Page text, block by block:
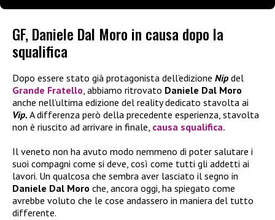
GF, Daniele Dal Moro in causa dopo la
squalifica
Dopo essere stato già protagonista dell’edizione Nip del
Grande Fratello, abbiamo ritrovato Daniele Dal Moro
anche nell’ultima edizione del reality dedicato stavolta ai
Vip. A differenza però della precedente esperienza, stavolta
non è riuscito ad arrivare in finale, causa squalifica.
Il veneto non ha avuto modo nemmeno di poter salutare i
suoi compagni come si deve, così come tutti gli addetti ai
lavori. Un qualcosa che sembra aver lasciato il segno in
Daniele Dal Moro che, ancora oggi, ha spiegato come
avrebbe voluto che le cose andassero in maniera del tutto
differente.